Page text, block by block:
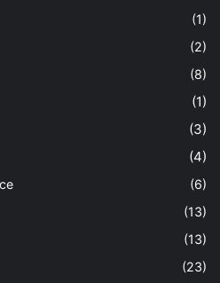
(1)
(2)
(8)
(1)
(3)
(4)
(6)
(13)
(13)
(23)